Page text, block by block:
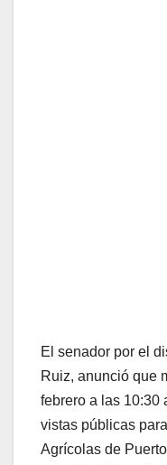
El senador por el
Ruiz, anunció que
febrero a las 10:30
vistas públicas
Agrícolas de